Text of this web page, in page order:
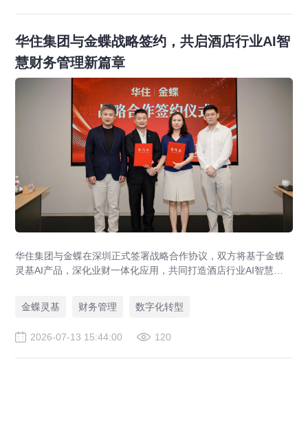
华住集团与金蝶战略签约，共启酒店行业AI智
慧财务管理新篇章
华住集团与金蝶在深圳正式签署战略合作协议，双方将基于金蝶
灵基AI产品，深化业财一体化应用，共同打造酒店行业AI智慧财
金蝶灵基
财务管理 数字化转型
2026-07-13 15:44:00 120